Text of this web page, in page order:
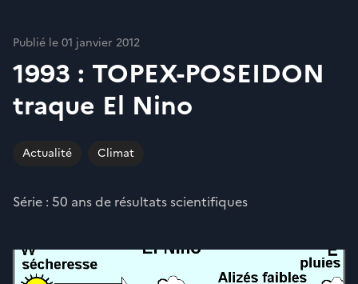
Publié le 01 janvier 2012
1993 : TOPEX-POSEIDON
traque El Nino
Actualité Climat
Série : 50 ans de résultats scientifiques